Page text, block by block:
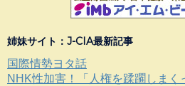
姉妹サイト：J-CIA最新記事
国際情勢ヨタ話
NHK性加害！「人権を蹂躙しまく